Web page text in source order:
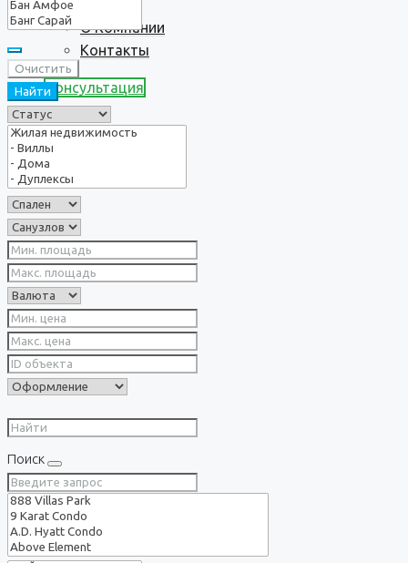
О Компании
Контакты
Консультация
Очистить
Найти
Поиск